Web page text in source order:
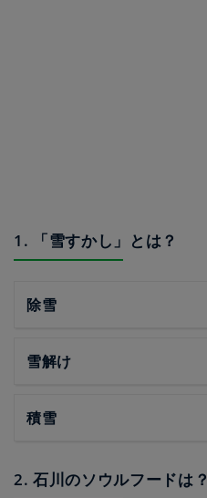
1. 「雪すかし」とは？
除雪
雪解け
積雪
2. 石川のソウルフードは？